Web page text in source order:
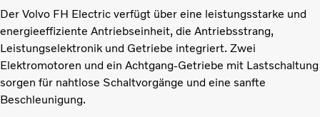
Der Volvo FH Electric verfügt über eine leistungsstarke und
energieeffiziente Antriebseinheit, die Antriebsstrang,
Leistungselektronik und Getriebe integriert. Zwei
Elektromotoren und ein Achtgang-Getriebe mit Lastschaltung
sorgen für nahtlose Schaltvorgänge und eine sanfte
Beschleunigung.